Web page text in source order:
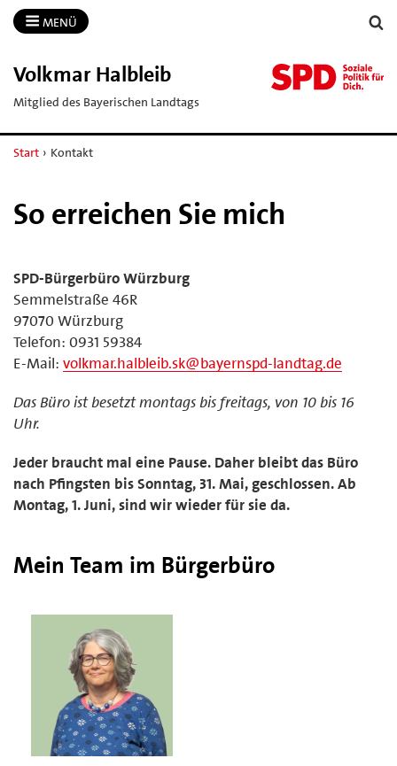
MENÜ
Volkmar Halbleib
Mitglied des Bayerischen Landtags
Start › Kontakt
So erreichen Sie mich
SPD-Bürgerbüro Würzburg
Semmelstraße 46R
97070 Würzburg
Telefon: 0931 59384
E-Mail: volkmar.halbleib.sk@bayernspd-landtag.de
Das Büro ist besetzt montags bis freitags, von 10 bis 16
Uhr.
Jeder braucht mal eine Pause. Daher bleibt das Büro
nach Pfingsten bis Sonntag, 31. Mai, geschlossen. Ab
Montag, 1. Juni, sind wir wieder für sie da.
Mein Team im Bürgerbüro